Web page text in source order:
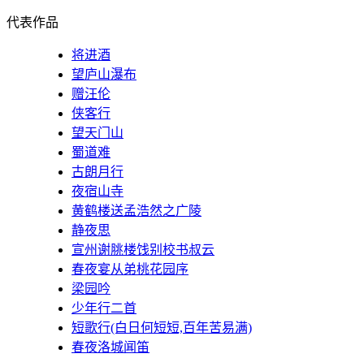
代表作品
将进酒
望庐山瀑布
赠汪伦
侠客行
望天门山
蜀道难
古朗月行
夜宿山寺
黄鹤楼送孟浩然之广陵
静夜思
宣州谢脁楼饯别校书叔云
春夜宴从弟桃花园序
梁园吟
少年行二首
短歌行(白日何短短,百年苦易满)
春夜洛城闻笛